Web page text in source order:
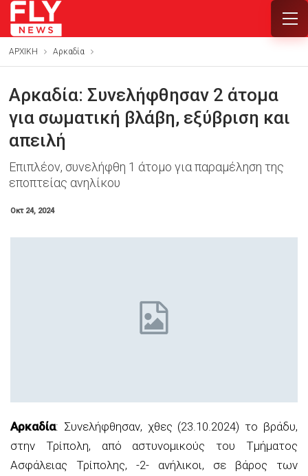
ΑΡΧΙΚΗ Αρκαδία
Αρκαδία: Συνελήφθησαν 2 άτομα
για σωματική βλάβη, εξύβριση και
απειλή
Επιπλέον, συνελήφθη 1 άτομο για παραμέληση της
εποπτείας ανηλίκου
Οκτ 24, 2024
Αρκαδία: Συνελήφθησαν, χθες (23.10.2024) το βράδυ,
στην Τρίπολη, από αστυνομικούς του Τμήματος
Ασφάλειας Τρίπολης, -2- ανήλικοι, σε βάρος των